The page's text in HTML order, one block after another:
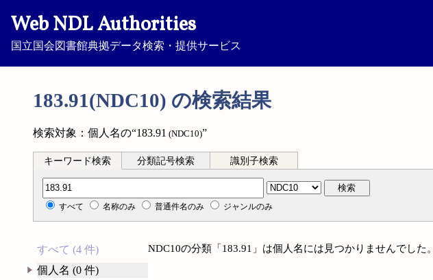
Web NDL Authorities
国立国会図書館典拠データ検索・提供サービス
183.91(NDC10) の検索結果
検索対象：個人名の“183.91 (NDC10)”
キーワード検索 分類記号検索 識別子検索
分類記号検索 検索
すべて 名称のみ 普通件名のみ ジャンルのみ
すべて (4 件)
個人名 (0 件)
NDC10の分類「183.91」は個人名には見つかりませんでした。